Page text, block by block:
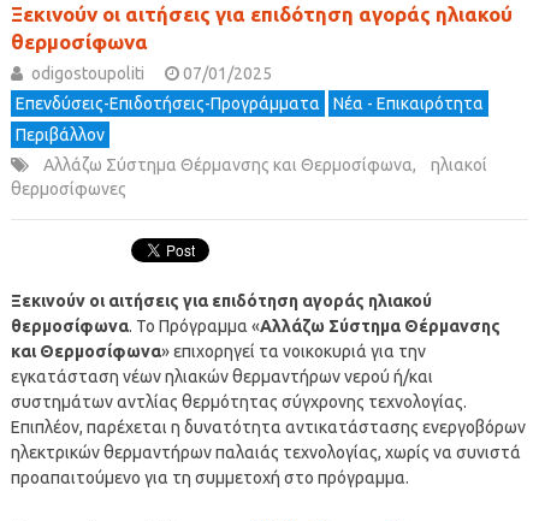
Ξεκινούν οι αιτήσεις για επιδότηση αγοράς ηλιακού
θερμοσίφωνα
odigostoupoliti
07/01/2025
Επενδύσεις-Επιδοτήσεις-Προγράμματα
Νέα - Επικαιρότητα
Περιβάλλον
Αλλάζω Σύστημα Θέρμανσης και Θερμοσίφωνα,
ηλιακοί
θερμοσίφωνες
Ξεκινούν οι αιτήσεις για επιδότηση αγοράς ηλιακού
θερμοσίφωνα. Το Πρόγραμμα «Αλλάζω Σύστημα Θέρμανσης
και Θερμοσίφωνα» επιχορηγεί τα νοικοκυριά για την
εγκατάσταση νέων ηλιακών θερμαντήρων νερού ή/και
συστημάτων αντλίας θερμότητας σύγχρονης τεχνολογίας.
Επιπλέον, παρέχεται η δυνατότητα αντικατάστασης ενεργοβόρων
ηλεκτρικών θερμαντήρων παλαιάς τεχνολογίας, χωρίς να συνιστά
προαπαιτούμενο για τη συμμετοχή στο πρόγραμμα.